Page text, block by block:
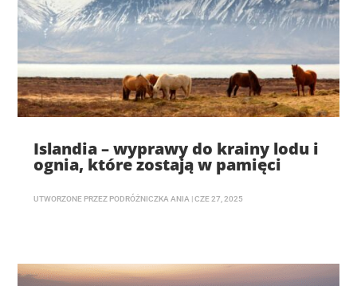
Islandia – wyprawy do krainy lodu i
ognia, które zostają w pamięci
UTWORZONE PRZEZ PODRÓŻNICZKA ANIA |CZE 27, 2025